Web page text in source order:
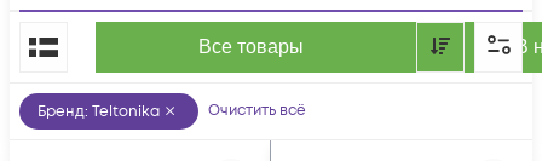
Все товары В
По популярности
Бренд: Teltonika Очистить всё